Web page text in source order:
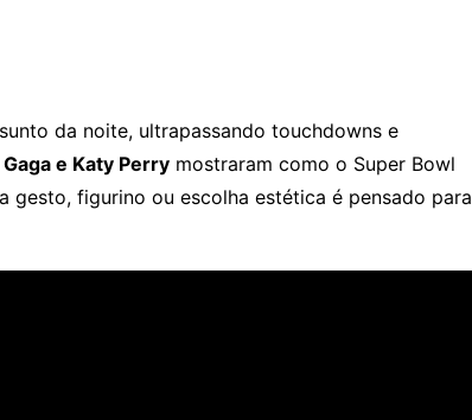
da noite, ultrapassando touchdowns e
e Katy Perry mostraram como o Super Bowl
gesto, figurino ou escolha estética é pensado para